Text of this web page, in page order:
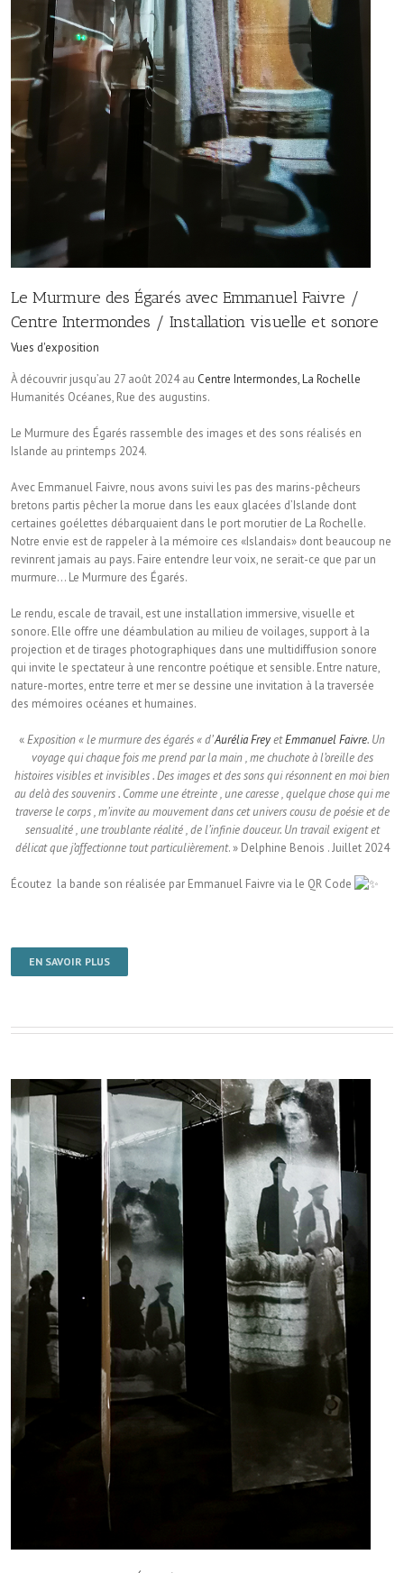
Le Murmure des Égarés avec Emmanuel Faivre /
Centre Intermondes / Installation visuelle et sonore
Vues d'exposition
À découvrir jusqu’au 27 août 2024 au Centre Intermondes, La Rochelle
Humanités Océanes, Rue des augustins.
Le Murmure des Égarés rassemble des images et des sons réalisés en
Islande au printemps 2024.
Avec Emmanuel Faivre, nous avons suivi les pas des marins-pêcheurs
bretons partis pêcher la morue dans les eaux glacées d’Islande dont
certaines goélettes débarquaient dans le port morutier de La Rochelle.
Notre envie est de rappeler à la mémoire ces «Islandais» dont beaucoup ne
revinrent jamais au pays. Faire entendre leur voix, ne serait-ce que par un
murmure… Le Murmure des Égarés.
Le rendu, escale de travail, est une installation immersive, visuelle et
sonore. Elle offre une déambulation au milieu de voilages, support à la
projection et de tirages photographiques dans une multidiffusion sonore
qui invite le spectateur à une rencontre poétique et sensible. Entre nature,
nature-mortes, entre terre et mer se dessine une invitation à la traversée
des mémoires océanes et humaines.
«Exposition « le murmure des égarés « d’Aurélia FreyetEmmanuel Faivre. Un
voyage qui chaque fois me prend par la main , me chuchote à l’oreille des
histoires visibles et invisibles . Des images et des sons qui résonnent en moi bien
au delà des souvenirs . Comme une étreinte , une caresse , quelque chose qui me
traverse le corps , m’invite au mouvement dans cet univers cousu de poésie et de
sensualité , une troublante réalité , de l’infinie douceur. Un travail exigent et
délicat que j’affectionne tout particulièrement. » Delphine Benois . Juillet 2024
Écoutez la bande son réalisée par Emmanuel Faivre via le QR Code
EN SAVOIR PLUS